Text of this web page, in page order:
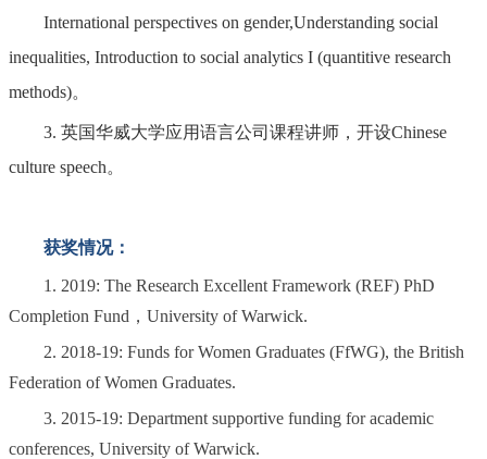
International perspectives on gender,Understanding social
inequalities, Introduction to social analytics I (quantitive research
methods)。
3. 英国华威大学应用语言公司课程讲师，开设Chinese
culture speech。
获奖情况：
1. 2019: The Research Excellent Framework (REF) PhD
Completion Fund，University of Warwick.
2. 2018-19: Funds for Women Graduates (FfWG), the British
Federation of Women Graduates.
3. 2015-19: Department supportive funding for academic
conferences, University of Warwick.